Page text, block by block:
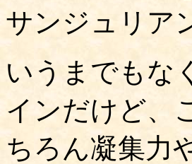
サンジュリア
いうまでもな
インだけど、
ちろん凝集力